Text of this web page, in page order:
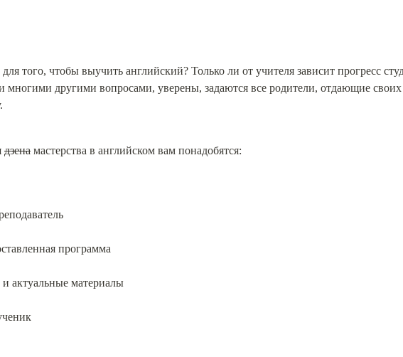
того, чтобы выучить английский? Только ли от учителя зависит прогресс
многими другими вопросами, уверены, задаются все родители, отдающие своих
дзена мастерства в английском вам понадобятся:
программа
актуальные материалы